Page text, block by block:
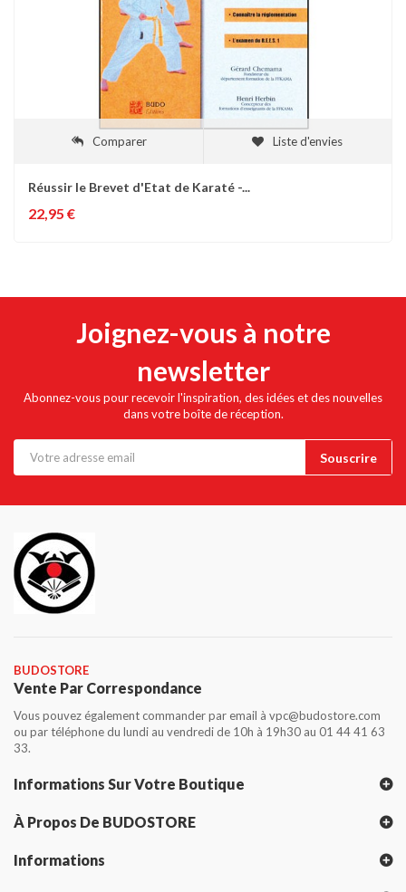
Comparer Liste d'envies
Réussir le Brevet d'Etat de Karaté -...
22,95 €
Joignez-vous à notre
newsletter
Abonnez-vous pour recevoir l'inspiration, des idées et des nouvelles
dans votre boîte de réception.
BUDOSTORE
Vente Par Correspondance
Vous pouvez également commander par email à vpc@budostore.com
ou par téléphone du lundi au vendredi de 10h à 19h30 au 01 44 41 63
33.
Informations Sur Votre Boutique
À Propos De BUDOSTORE
Informations